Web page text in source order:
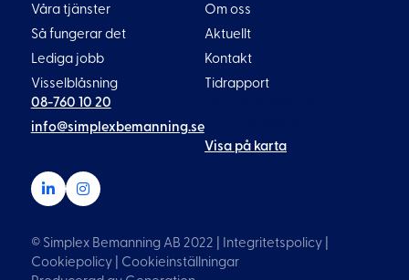
08-760 10 20
info@simplexbemanning.se
Visa på karta
Våra tjänster
Så fungerar det
Lediga jobb
Visselblåsning
Om oss
Aktuellt
Kontakt
Tidrapport
© Simplex Bemanning AB 2022 | Integritetspolicy|
Cookiepolicy| Cookieinställningar